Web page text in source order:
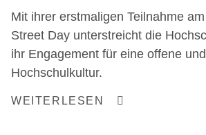
Mit ihrer erstmaligen Teilnahme
Street Day unterstreicht die
ihr Engagement für eine offene
Hochschulkultur.
WEITERLESEN